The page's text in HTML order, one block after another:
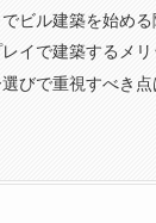
ビル建築を始め
イで建築するメリ
びで重視すべき点